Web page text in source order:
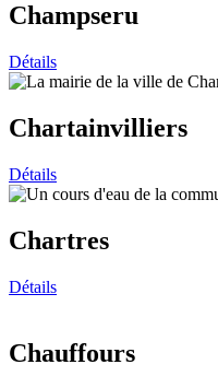
Champseru
Détails
Chartainvilliers
Détails
Chartres
Détails
Chauffours